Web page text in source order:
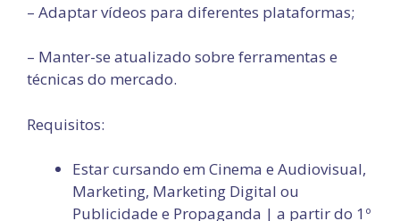
– Adaptar vídeos para diferentes plataformas;
– Manter-se atualizado sobre ferramentas e
técnicas do mercado.
Requisitos:
Estar cursando em Cinema e Audiovisual,
Marketing, Marketing Digital ou
Publicidade e Propaganda | a partir do 1º